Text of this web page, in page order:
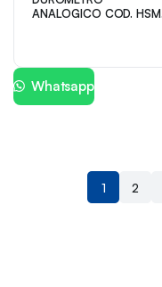
ANALOGICO COD. HSM
Whatsapp
1 2